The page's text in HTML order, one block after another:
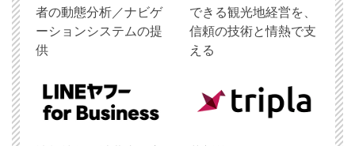
者の動態分析／ナビゲ
ーションシステムの提
供
できる観光地経営を、
信頼の技術と情熱で支
える